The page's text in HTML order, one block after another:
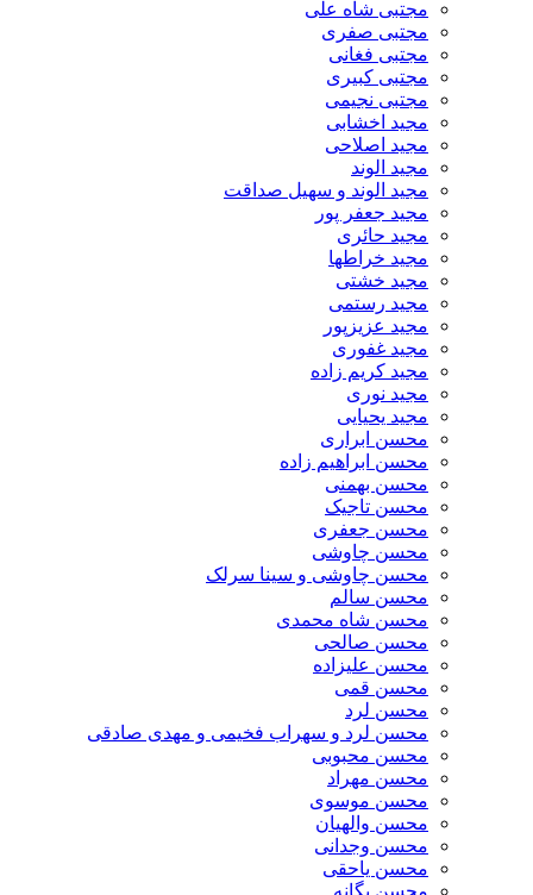
مجتبی شاه علی
مجتبی صفری
مجتبی فغانی
مجتبی کبیری
مجتبی نجیمی
مجید اخشابی
مجید اصلاحی
مجید الوند‎
مجید الوند و سهیل صداقت
مجید جعفر پور
مجید حائری
مجید خراطها
مجید خشتی
مجید رستمی
مجید عزیزپور
مجید غفوری
مجید کریم زاده
مجید نوری
مجید یحیایی
محسن ابراری
محسن ابراهیم زاده
محسن بهمنی
محسن تاجیک
محسن جعفری
محسن چاوشی
محسن چاوشی و سینا سرلک
محسن سالم
محسن شاه محمدی
محسن صالحی
محسن علیزاده
محسن قمی
محسن لرد
محسن لرد و سهراب فخیمی و مهدی صادقی
محسن محبوبی
محسن مهراد
محسن موسوی
محسن والهیان
محسن وجدانی
محسن یاحقی